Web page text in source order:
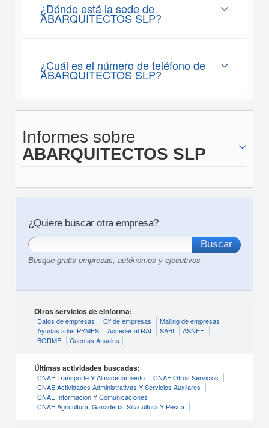
¿Dónde está la sede de
ABARQUITECTOS SLP?
¿Cuál es el número de teléfono de
ABARQUITECTOS SLP?
Informes sobre
ABARQUITECTOS SLP
¿Quiere buscar otra empresa?
Busque gratis empresas, autónomos y ejecutivos
Otros servicios de eInforma:
Datos de empresas Cif de empresas
Mailing de empresas
Ayudas a las PYMES
Acceder al RAI SABI
ASNEF
BORME
Cuentas Anuales
Últimas actividades buscadas:
CNAE Transporte Y Almacenamiento
CNAE Otros Servicios
CNAE Actividades Administrativas Y Servicios Auxliares
CNAE Información Y Comunicaciones
CNAE Agricultura, Ganadería, Silvicultura Y Pesca